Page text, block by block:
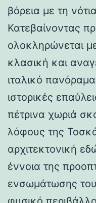
βόρεια με τη
Κατεβαίνοντας
ολοκληρώνεται
κλασική και
ιταλικό
ιστορικές
πέτρινα χωριά
λόφους της
αρχιτεκτονική
έννοια της
ενσωμάτωσης